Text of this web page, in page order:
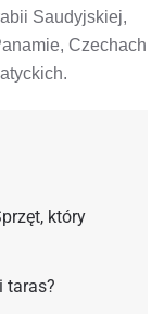
Saudyjskiej,
Czechach
który
taras?